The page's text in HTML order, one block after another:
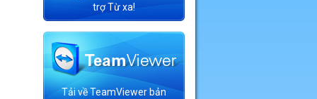
trợ Từ xa!
Tải về TeamViewer bản